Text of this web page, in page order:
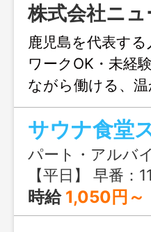
株式会社ニ
鹿児島を代表す
ワークOK・未経
ながら働ける、
堂は子育てが落
フは学生さんや
サウナ食堂
パート・アルバ
【平日】 早番：11:30～16:30、遅番：16:30～21:30 【週末】 早番：08:30～
時給 1,050円～